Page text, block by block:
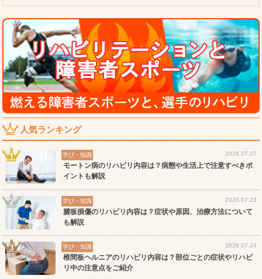
人気ランキング
学び・知識 2026.07.27
モートン病のリハビリ内容は？病態や生活上で注意すべきポ
イントも解説
学び・知識 2026.07.23
腱板損傷のリハビリ内容は？症状や原因、治療方法について
も解説
学び・知識 2026.07.24
椎間板ヘルニアのリハビリ内容は？部位ごとの症状やリハビ
リ中の注意点をご紹介